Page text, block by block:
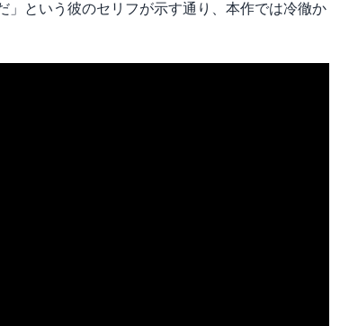
」という彼のセリフが示す通り、本作では冷徹か